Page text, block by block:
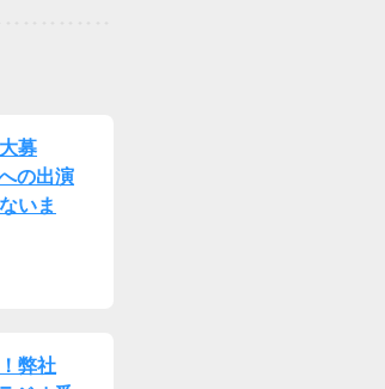
募
の出演
いま
弊社